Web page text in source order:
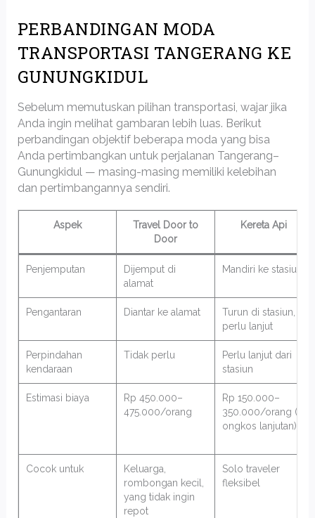
PERBANDINGAN MODA
TRANSPORTASI TANGERANG KE
GUNUNGKIDUL
Sebelum memutuskan pilihan transportasi, wajar jika
Anda ingin melihat gambaran lebih luas. Berikut
perbandingan objektif beberapa moda yang bisa
Anda pertimbangkan untuk perjalanan Tangerang–
Gunungkidul — masing-masing memiliki kelebihan
dan pertimbangannya sendiri.
Aspek
Travel Door to
Door
Kereta Api
Penjemputan
Dijemput di
alamat
Mandiri ke stasiun
Pengantaran Diantar ke alamat
Turun di stasiun,
perlu lanjut
Perpindahan
kendaraan
Tidak perlu
Perlu lanjut dari
stasiun
Estimasi biaya
Rp 450.000–
475.000/orang
Rp 150.000–
350.000/orang (+
ongkos lanjutan)
Cocok untuk
Keluarga,
rombongan kecil,
yang tidak ingin
repot
Solo traveler
fleksibel